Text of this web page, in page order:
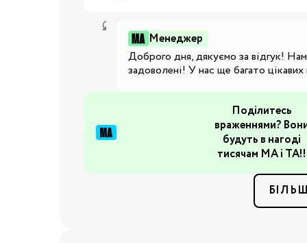
Годування
Молоковідсмоктувачі
Пляшечки для
Соски для пляшечок
Пустушки, карабіни
Машини для
Підігрівачі та
стерилізатори
Пароварки-блендери
Слинявчики та
Менеджер
Доброго дня, дякуємо за відгук!
задоволені! У нас ще багато
Поділитесь
враженнями?
будуть в нагоді
тисячам МА і ТА!!